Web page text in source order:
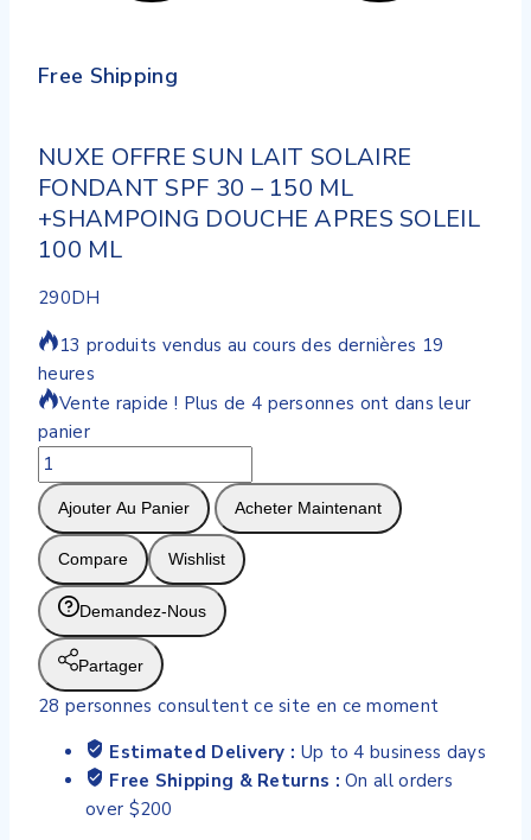
Free Shipping
NUXE OFFRE SUN LAIT SOLAIRE
FONDANT SPF 30 – 150 ML
+SHAMPOING DOUCHE APRES SOLEIL
100 ML
290DH
13 produits vendus au cours des dernières 19
heures
Vente rapide ! Plus de 4 personnes ont dans leur
panier
quantité
de
NUXE
OFFRE
SUN
LAIT
SOLAIRE
FONDANT
SPF
30
150
Ajouter Au Panier Acheter Maintenant
Compare Wishlist
Demandez-Nous
Partager
28 personnes consultent ce site en ce moment
Estimated Delivery : Up to 4 business days
Free Shipping & Returns :On all orders
over $200